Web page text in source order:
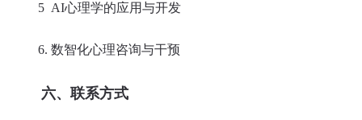
5 AI心理学的应用与开发
6. 数智化心理咨询与干预
六、联系方式